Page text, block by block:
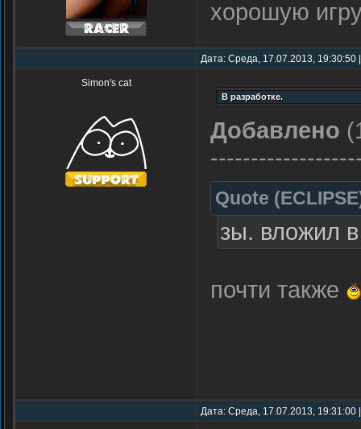
хорошую
Дата: Среда, 17.07.2013,
Simon's cat
Добавлено
Quote (ECLIPSE
зы. вложил
почти также
Дата: Среда, 17.07.2013,